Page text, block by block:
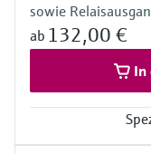
sowie
ab 132,00 €
In